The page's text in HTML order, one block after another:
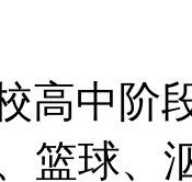
高中阶
篮球、